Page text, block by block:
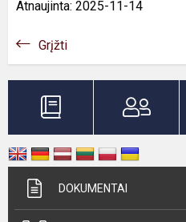
Atnaujinta: 2025-11-14
Grįžti
DOKUMENTAI